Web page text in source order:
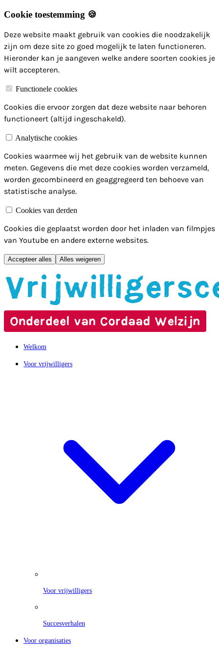
Cookie toestemming 🍪
Deze website maakt gebruik van cookies die noodzakelijk
zijn om deze site zo goed mogelijk te laten functioneren.
Hieronder kan je aangeven welke andere soorten cookies je
wilt accepteren.
Functionele cookies
Cookies die ervoor zorgen dat deze website naar behoren
functioneert (altijd ingeschakeld).
Analytische cookies
Cookies waarmee wij het gebruik van de website kunnen
meten. Gegevens die met deze cookies worden verzameld,
worden gecombineerd en geaggregeerd ten behoeve van
statistische analyse.
Cookies van derden
Cookies die geplaatst worden door het inladen van filmpjes
van Youtube en andere externe websites.
Accepteer alles Alles weigeren
Welkom
Voor vrijwilligers
Voor vrijwilligers
Succesverhalen
Voor organisaties